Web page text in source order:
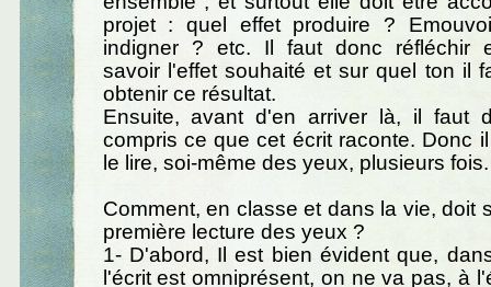
projet : quel effet produire ?
indigner ? etc. Il faut donc réfléchir
savoir l'effet souhaité et sur quel ton il
obtenir ce résultat.
Ensuite, avant d'en arriver là, il faut
compris ce que cet écrit raconte. Donc
le lire, soi-même des yeux, plusieurs fois.
Comment, en classe et dans la vie, doit
première lecture des yeux ?
1- D'abord, Il est bien évident que,
l'écrit est omniprésent, on ne va pas, à